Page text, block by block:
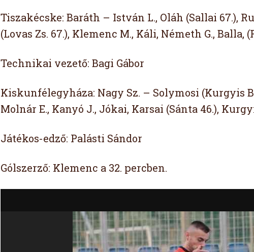
Tiszakécske: Baráth – István L., Oláh (Sallai 67.),
(Lovas Zs. 67.), Klemenc M., Káli, Németh G., Balla,
Technikai vezető: Bagi Gábor
Kiskunfélegyháza: Nagy Sz. – Solymosi (Kurgyis B.
Molnár E., Kanyó J., Jókai, Karsai (Sánta 46.),
Játékos-edző: Palásti Sándor
Gólszerző: Klemenc a 32. percben.